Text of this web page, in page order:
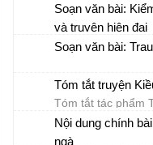
Chính Hữu
Phân tích hình
Đồng chí
Soạn văn bài:
và truyện hiện đại
Soạn văn bài:
Tóm tắt truyện
Tóm tắt tác phẩm
Du
Nội dung chính
ngà